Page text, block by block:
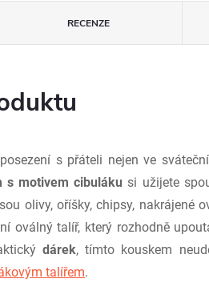
RECENZE
s přáteli nejen ve
s motivem cibuláku si užijete
olivy, oříšky, chipsy, nakrájené
oválný talíř, který rozhodně
dárek, tímto kouskem
talířem.